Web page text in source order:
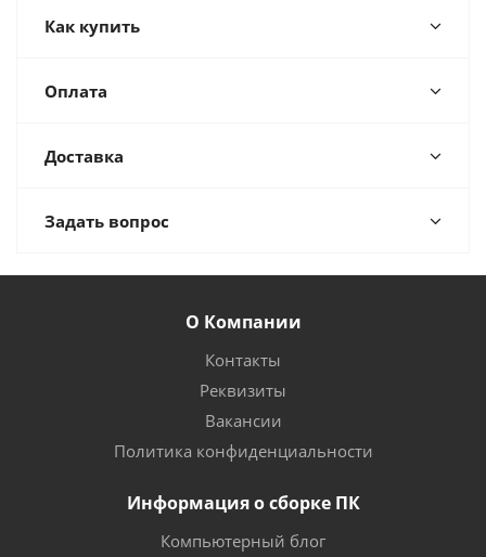
Как купить
Оплата
Доставка
Задать вопрос
О Компании
Контакты
Реквизиты
Вакансии
Политика конфиденциальности
Информация о сборке ПК
Компьютерный блог